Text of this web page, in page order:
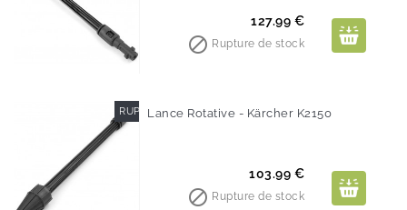
Prix
127.99 €
 Rupture de stock
RUPTURE DE STOCK
Lance Rotative - Kärcher K2150
Prix
103.99 €
 Rupture de stock